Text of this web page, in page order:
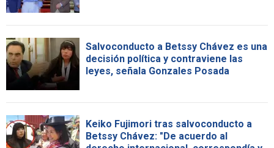
Salvoconducto a Betssy Chávez es una
decisión política y contraviene las
leyes, señala Gonzales Posada
Keiko Fujimori tras salvoconducto a
Betssy Chávez: "De acuerdo al